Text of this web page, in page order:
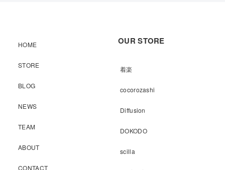
HOME
STORE
BLOG
NEWS
TEAM
ABOUT
CONTACT
OUR STORE
着楽
cocorozashi
Diffusion
DOKODO
scilla